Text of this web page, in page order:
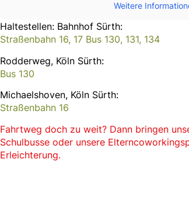
Weitere
Haltestellen: Bahnhof Sürth:
Straßenbahn 16, 17 Bus 130, 131, 134
Rodderweg, Köln Sürth:
Bus 130
Michaelshoven, Köln Sürth:
Straßenbahn 16
Fahrtweg doch zu weit? Dann bringen
Schulbusse oder unsere
Erleichterung.